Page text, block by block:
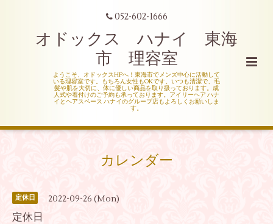
052-602-1666
オドックス ハナイ 東海
市 理容室
ようこそ、オドックスHPへ！東海市でメンズ中心に活動して
いる理容室です。もちろん女性もOKです。いつも清潔で、毛
髪や肌を大切に、体に優しい商品を取り扱っております。成
人式や着付けのご予約も承っております。アイリーヘア ハナ
イとヘアスペース ハナイのグループ店もよろしくお願いしま
す。
カレンダー
定休日 2022-09-26 (Mon)
定休日